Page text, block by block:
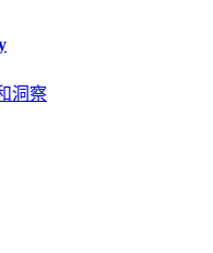
洞察